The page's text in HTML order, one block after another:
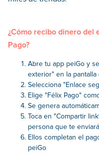
¿Cómo recibo dinero del
Pago?
Abre tu app peiGo y
exterior" en la pantalla
Selecciona "Enlace
Elige "Félix Pago"
Se genera
Toca en "Compartir
persona que te
Ellos completan el
peiGo